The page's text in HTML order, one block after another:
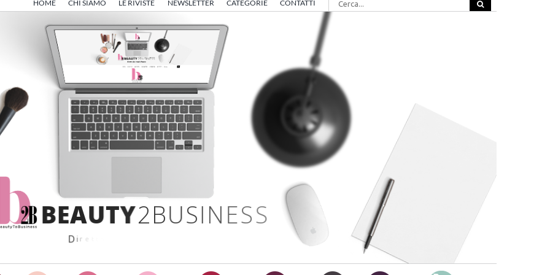
HOME CHI SIAMO LE RIVISTE NEWSLETTER CATEGORIE CONTATTI
per:
BEAUTY2BUSINESS
Dir e